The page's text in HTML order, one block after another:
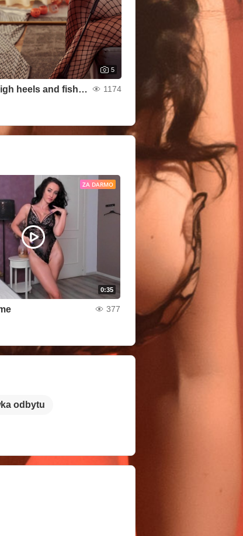
5
High heels and fishnets 1174
ZA DARMO
0:35
377
odbytu